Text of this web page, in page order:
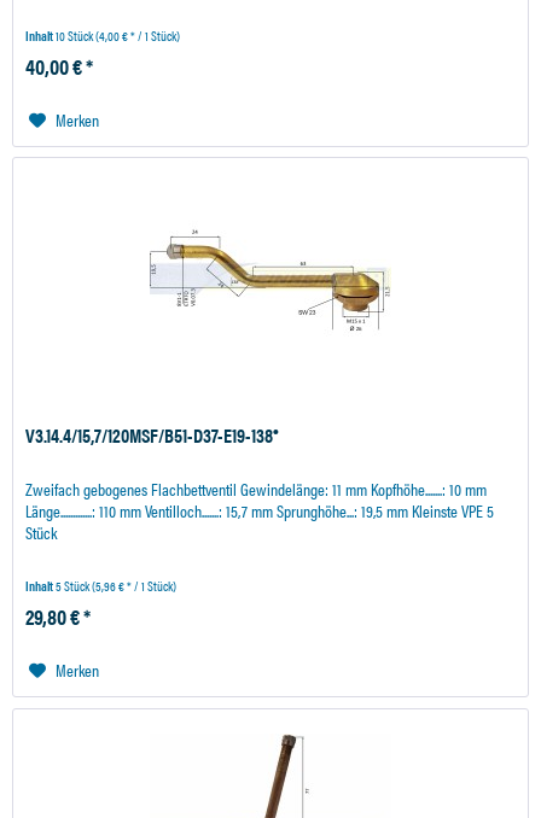
Inhalt10 Stück(4,00 € * / 1 Stück)
40,00 € *
Merken
V3.14.4/15,7/120MSF/B51-D37-E19-138°
Zweifach gebogenes Flachbettventil Gewindelänge: 11 mm Kopfhöhe.......: 10 mm
Länge.............: 110 mm Ventilloch.......: 15,7 mm Sprunghöhe...: 19,5 mm Kleinste VPE 5
Stück
Inhalt5 Stück(5,96 € * / 1 Stück)
29,80 € *
Merken